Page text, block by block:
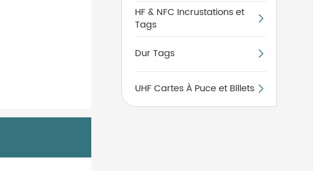
HF & NFC Incrustations et
Tags

Dur Tags 
UHF Cartes À Puce et Billets 